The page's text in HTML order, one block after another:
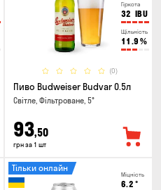
Гіркота
32 IBU
Щільність
11.9 %
(0)
Пиво Budweiser Budvar 0.5л
Світле, Фільтроване, 5°
93,50
грн за 1 шт
Міцність
6.2 °
Тільки онлайн